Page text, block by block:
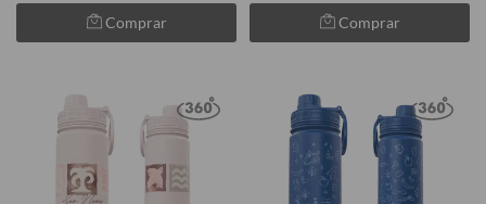
Comprar Comprar